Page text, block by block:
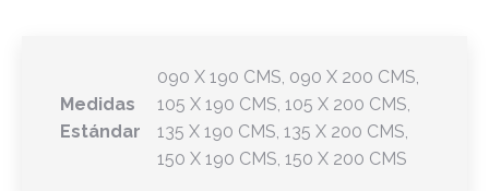
Medidas
Estándar
090 X 190 CMS, 090 X 200 CMS,
105 X 190 CMS, 105 X 200 CMS,
135 X 190 CMS, 135 X 200 CMS,
150 X 190 CMS, 150 X 200 CMS